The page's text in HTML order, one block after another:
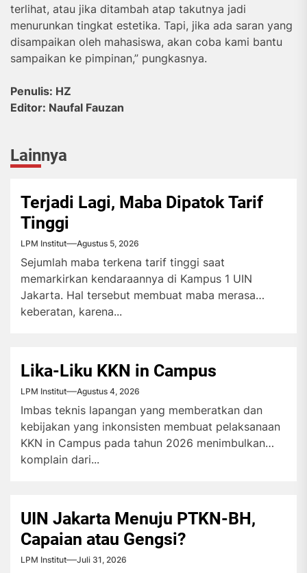
terlihat, atau jika ditambah atap takutnya jadi
menurunkan tingkat estetika. Tapi, jika ada saran yang
disampaikan oleh mahasiswa, akan coba kami bantu
sampaikan ke pimpinan,” pungkasnya.
Penulis: HZ
Editor: Naufal Fauzan
Lainnya
Terjadi Lagi, Maba Dipatok Tarif
Tinggi
LPM Institut Agustus 5, 2026
Sejumlah maba terkena tarif tinggi saat
memarkirkan kendaraannya di Kampus 1 UIN
Jakarta. Hal tersebut membuat maba merasa
keberatan, karena...
Lika-Liku KKN in Campus
LPM Institut Agustus 4, 2026
Imbas teknis lapangan yang memberatkan dan
kebijakan yang inkonsisten membuat pelaksanaan
KKN in Campus pada tahun 2026 menimbulkan
komplain dari...
UIN Jakarta Menuju PTKN-BH,
Capaian atau Gengsi?
LPM Institut Juli 31, 2026